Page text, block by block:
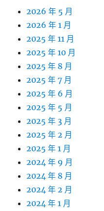
2026 年 5 月
2026 年 1 月
2025 年 11 月
2025 年 10 月
2025 年 8 月
2025 年 7 月
2025 年 6 月
2025 年 5 月
2025 年 3 月
2025 年 2 月
2025 年 1 月
2024 年 9 月
2024 年 8 月
2024 年 2 月
2024 年 1 月